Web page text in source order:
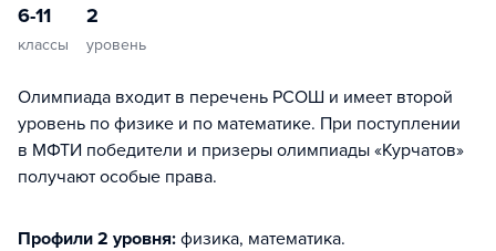
6-11
классы
2
уровень
Олимпиада входит в перечень РСОШ и имеет второй
уровень по физике и по математике. При поступлении
в МФТИ победители и призеры олимпиады «Курчатов»
получают особые права.
Профили 2 уровня: физика, математика.